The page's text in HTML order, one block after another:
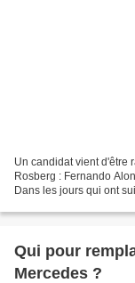
Un candidat vient d'être
Rosberg : Fernando
Dans les jours qui ont
Qui pour
Mercedes ?